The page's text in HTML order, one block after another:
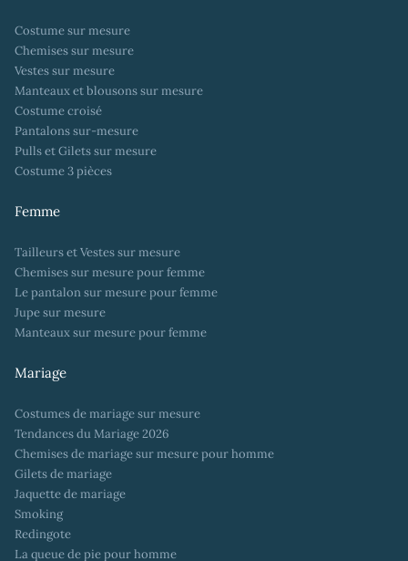
Costume sur mesure
Chemises sur mesure
Vestes sur mesure
Manteaux et blousons sur mesure
Costume croisé
Pantalons sur-mesure
Pulls et Gilets sur mesure
Costume 3 pièces
Femme
Tailleurs et Vestes sur mesure
Chemises sur mesure pour femme
Le pantalon sur mesure pour femme
Jupe sur mesure
Manteaux sur mesure pour femme
Mariage
Costumes de mariage sur mesure
Tendances du Mariage 2026
Chemises de mariage sur mesure pour homme
Gilets de mariage
Jaquette de mariage
Smoking
Redingote
La queue de pie pour homme